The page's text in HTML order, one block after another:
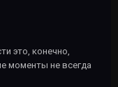
это, конечно,
моменты не всегда